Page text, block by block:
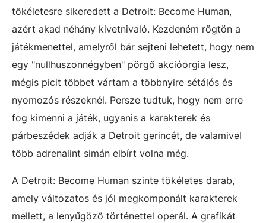
tökéletesre sikeredett a Detroit: Become Human,
azért akad néhány kivetnivaló. Kezdeném rögtön a
játékmenettel, amelyről bár sejteni lehetett, hogy nem
egy "nullhuszonnégyben" pörgő akcióorgia lesz,
mégis picit többet vártam a többnyire sétálós és
nyomozós részeknél. Persze tudtuk, hogy nem erre
fog kimenni a játék, ugyanis a karakterek és
párbeszédek adják a Detroit gerincét, de valamivel
több adrenalint simán elbírt volna még.
A Detroit: Become Human szinte tökéletes darab,
amely változatos és jól megkomponált karakterek
mellett, a lenyűgöző történettel operál. A grafikát